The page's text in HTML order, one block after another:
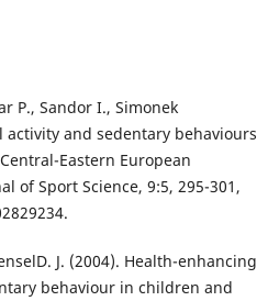
P., Sandor I., Simonek
activity and sedentary behaviours
Eastern European
of Sport Science, 9:5, 295-301,
J. (2004). Health-enhancing
behaviour in children and